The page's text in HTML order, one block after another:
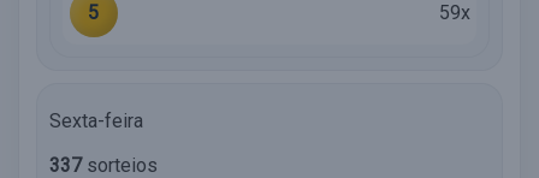
5 59x
Sexta-feira
337sorteios